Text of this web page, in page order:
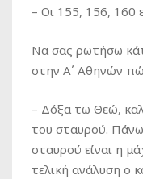
– Οι 155, 156, 160
Να σας ρωτήσω
στην Α΄ Αθηνών
– Δόξα τω Θεώ,
του σταυρού.
σταυρού είναι η
τελική ανάλυση ο